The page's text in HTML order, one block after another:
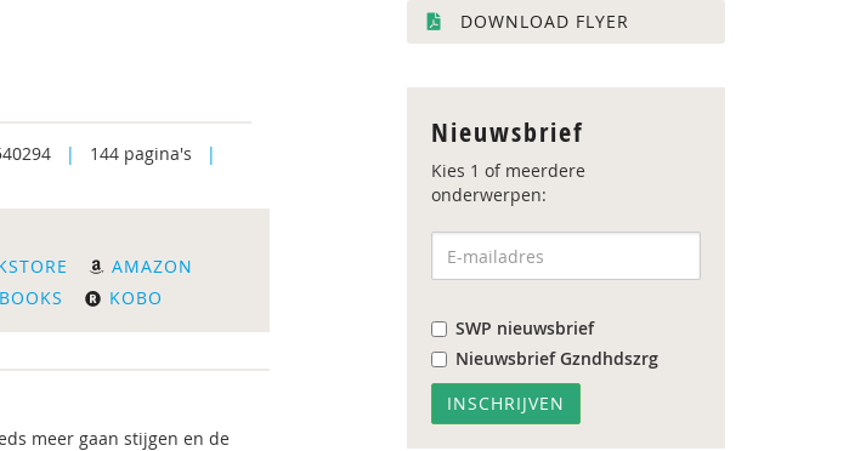
| 144 pagina's
|
AMAZON
KOBO
meer gaan stijgen en de
DOWNLOAD FLYER
Nieuwsbrief
Kies 1 of meerdere
onderwerpen:
SWP nieuwsbrief
Nieuwsbrief Gzndhdszrg